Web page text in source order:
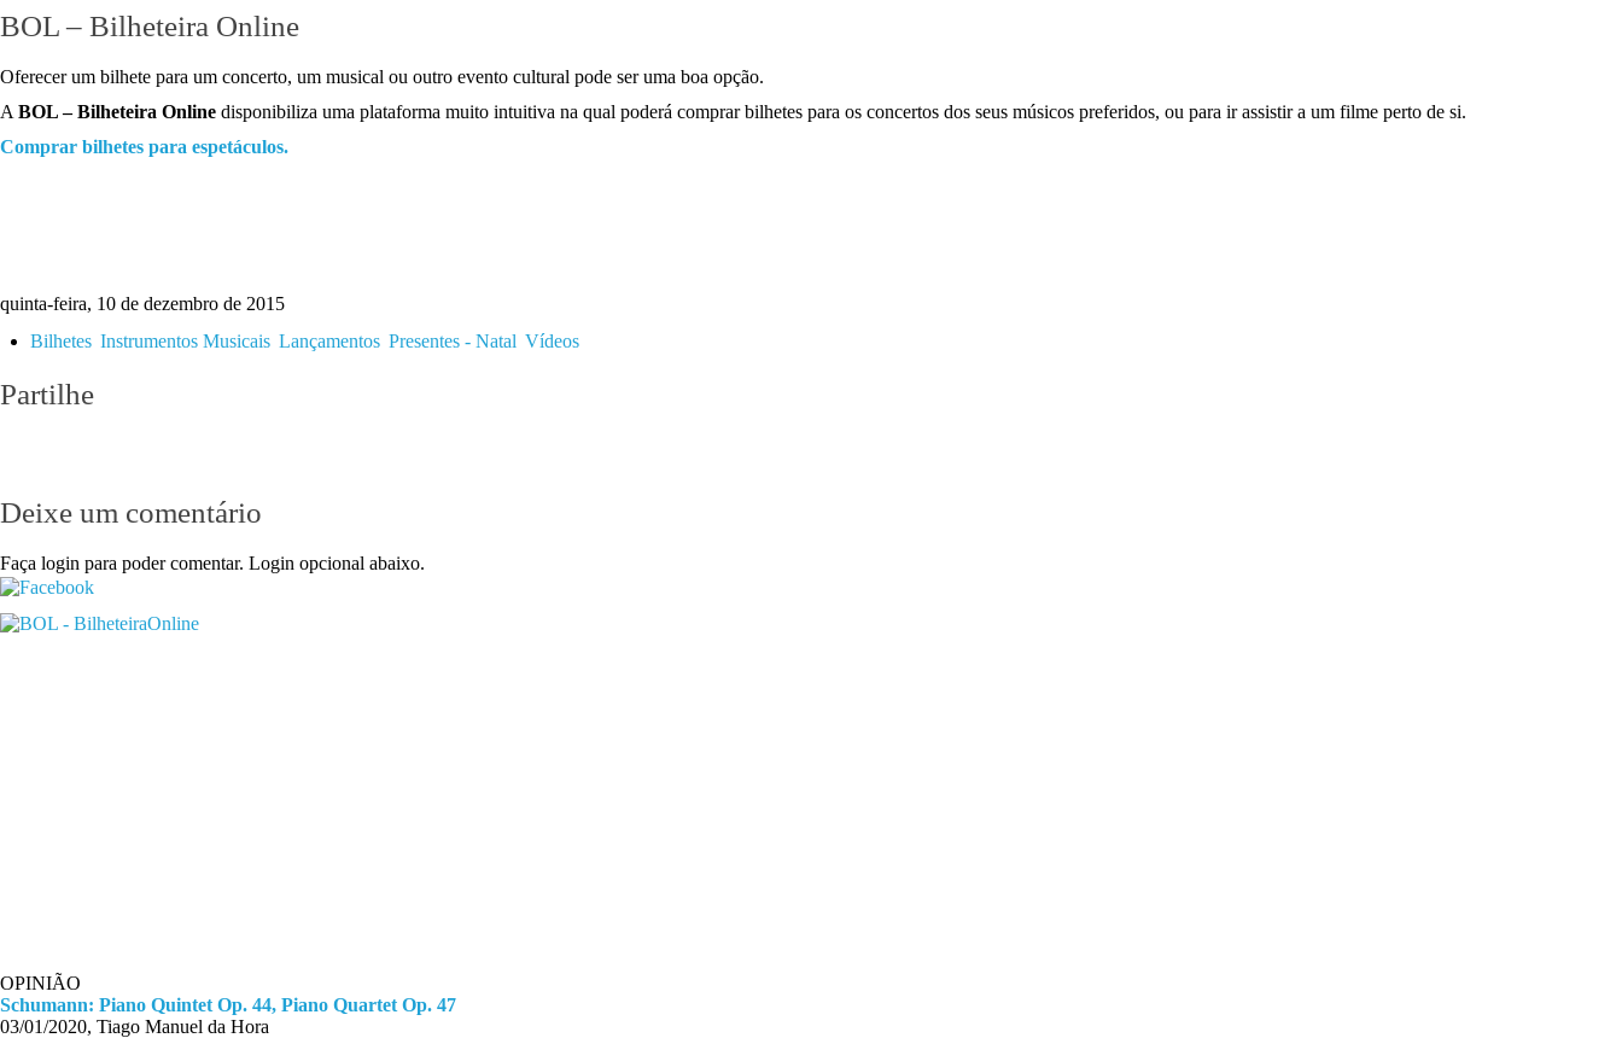
BOL – Bilheteira Online
Oferecer um bilhete para um concerto, um musical ou outro evento cultural pode ser uma boa opção.
A BOL – Bilheteira Online disponibiliza uma plataforma muito intuitiva na qual poderá comprar bilhetes para os concertos dos seus músicos preferidos, ou para ir assistir a um filme perto de si.
Comprar bilhetes para espetáculos.
quinta-feira, 10 de dezembro de 2015
Bilhetes Instrumentos Musicais Lançamentos Presentes - Natal Vídeos
Partilhe
Deixe um comentário
Faça login para poder comentar. Login opcional abaixo.
OPINIÃO
Schumann: Piano Quintet Op. 44, Piano Quartet Op. 47
03/01/2020, Tiago Manuel da Hora